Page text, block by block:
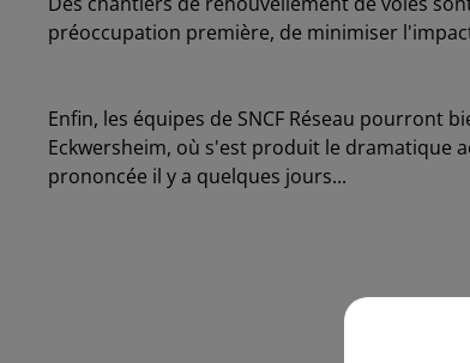
préoccupation première, de minimiser
Enfin, les équipes de SNCF Réseau pourront
Eckwersheim, où s'est produit le dramatique
prononcée il y a quelques jours...